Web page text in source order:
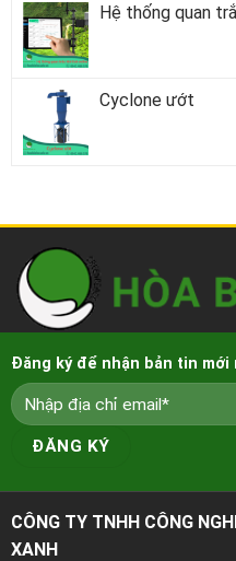
Hệ thống quan
Cyclone ướt
Đăng ký để nhận bản tin mới
CÔNG TY TNHH CÔNG
XANH